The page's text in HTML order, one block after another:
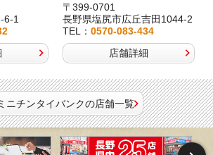
6-1
〒399-0701
長野県塩尻市広丘吉田1044-2
TEL： 0570-083-434
店舗詳細
ニチンタイバンクの店舗一覧